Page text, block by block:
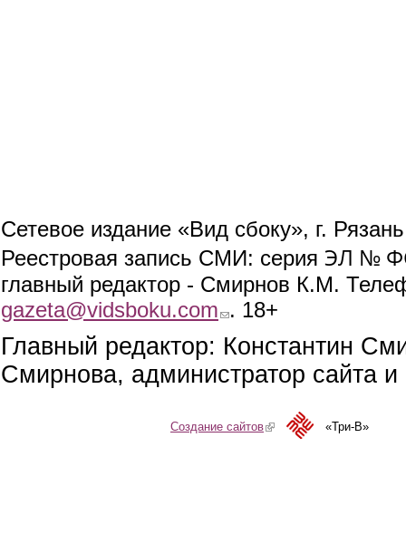
Сетевое издание «Вид сбоку», г.
Реестровая запись СМИ: серия ЭЛ №
главный редактор - Смирнов К.М.
gazeta@vidsboku.com (link sends e-mail)
. 18+
Главный редактор: Константин
Смирнова, администратор сайта
Создание сайтов(link is external)«Три-В»